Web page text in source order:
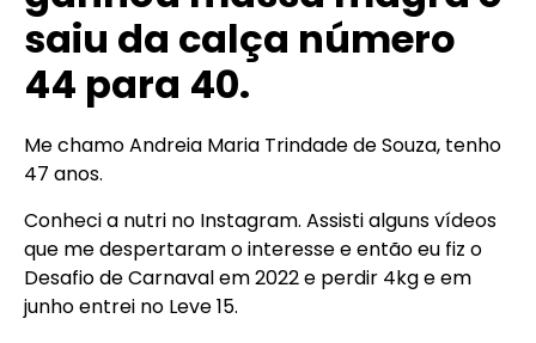
saiu da calça número
44 para 40.
Me chamo Andreia Maria Trindade de Souza, tenho
47 anos.
Conheci a nutri no Instagram. Assisti alguns vídeos
que me despertaram o interesse e então eu fiz o
Desafio de Carnaval em 2022 e perdir 4kg e em
junho entrei no Leve 15.